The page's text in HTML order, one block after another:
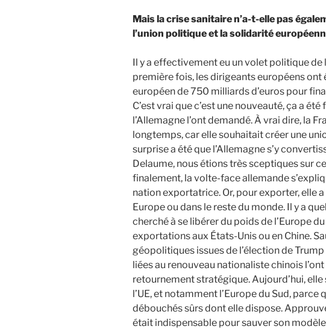
Mais la crise sanitaire n’a-t-elle pas
l’union politique et la solidarité
Il y a effectivement eu un volet politique de
première fois, les dirigeants européens
européen de 750 milliards d’euros pour
C’est vrai que c’est une nouveauté, ça a
l’Allemagne l’ont demandé. À vrai dire, la
longtemps, car elle souhaitait créer une
surprise a été que l’Allemagne s’y
Delaume, nous étions très sceptiques sur
finalement, la volte-face allemande
nation exportatrice. Or, pour exporter, elle
Europe ou dans le reste du monde. Il y a
cherché à se libérer du poids de l’Europe
exportations aux États-Unis ou en Chine.
géopolitiques issues de l’élection de
liées au renouveau nationaliste chinois
retournement stratégique. Aujourd’hui,
l’UE, et notamment l’Europe du Sud, parce
débouchés sûrs dont elle dispose.
était indispensable pour sauver son